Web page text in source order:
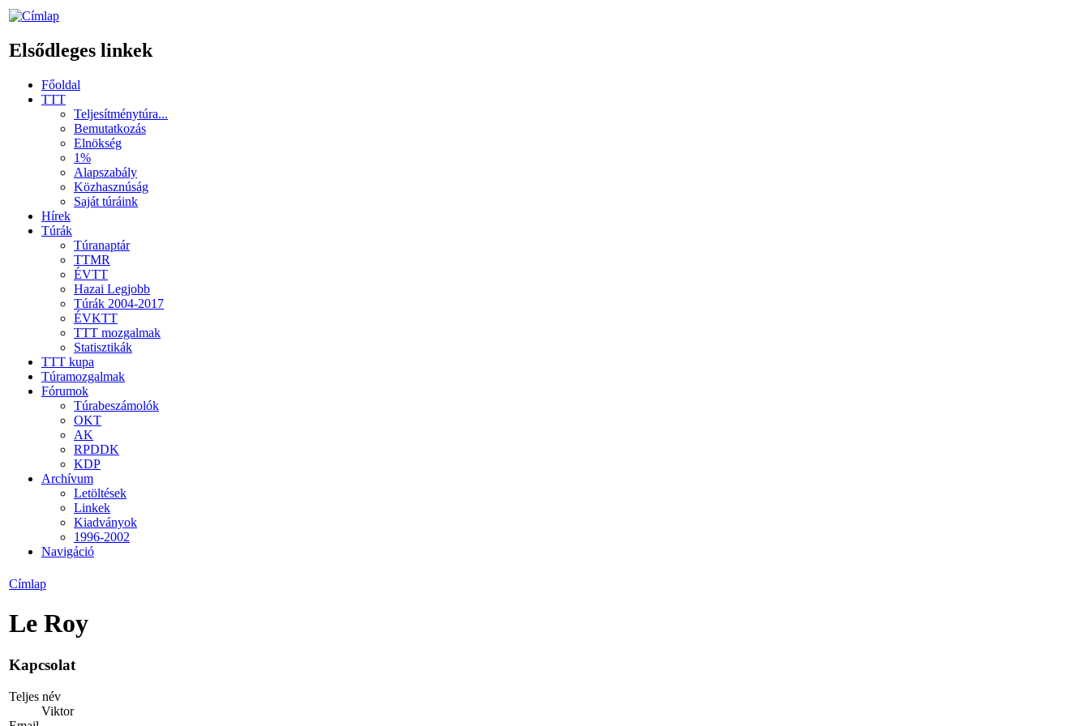
Elsődleges linkek
Főoldal
TTT
Teljesítménytúra...
Bemutatkozás
Elnökség
1%
Alapszabály
Közhasznúság
Saját túráink
Hírek
Túrák
Túranaptár
TTMR
ÉVTT
Hazai Legjobb
Túrák 2004-2017
ÉVKTT
TTT mozgalmak
Statisztikák
TTT kupa
Túramozgalmak
Fórumok
Túrabeszámolók
OKT
AK
RPDDK
KDP
Archívum
Letöltések
Linkek
Kiadványok
1996-2002
Navigáció
Címlap
Le Roy
Kapcsolat
Teljes név
Viktor